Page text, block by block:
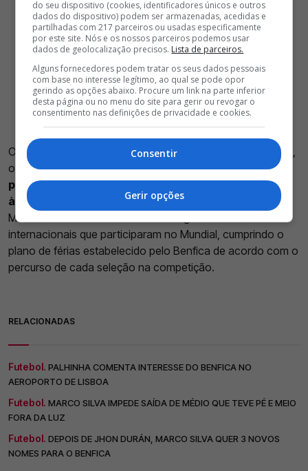
O objetivo passa agora por preparar a deslocação à Suíça,
onde oBenficadefronta o St. Gallen, na quinta-feira,na
primeira mão da segunda pré-eliminatória de acesso
à fase de liga da Liga Europa. Ao longo desta semana,
Marco Silva deverá contar com o regresso dos restantes
internacionais que participaram no Mundial, cumprindo o
plano de férias estabelecido pelo Benfica de acordo com o
percurso de cada seleção na competição.
RELACIONADAS
Futebol. PALHINHA COMENTA INTERESSE DO BENFICA NO
AEROPORTO DE LISBOA
Futebol. MARCO SILVA IMPEDE SAÍDA DE MÉDIO QUE TEVE PÉ E MEIO
FORA DA LUZ
Futebol. DEPOIS DE JHON DURÁN, MARCO SILVA QUER 3 NOVOS
NOMES PARA O BENFICA
do seu dispositivo (cookies, identificadores únicos e outros
dados do dispositivo) podem ser armazenadas, acedidas e
partilhadas com 217 parceiros ou usadas especificamente
por este site. Nós e os nossos parceiros podemos usar
dados de geolocalização precisos. Lista de parceiros.
Alguns fornecedores podem tratar os seus dados pessoais
com base no interesse legítimo, ao qual se pode opor
gerindo as opções abaixo. Procure um link na parte inferior
desta página ou no menu do site para gerir ou revogar o
consentimento nas definições de privacidade e cookies.
Consentir
Gerir opções